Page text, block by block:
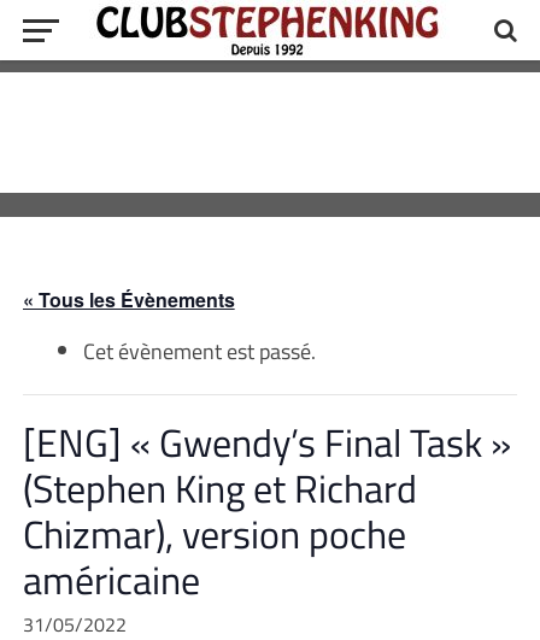
« Tous les Évènements
Cet évènement est passé.
[ENG] « Gwendy’s Final Task »
(Stephen King et Richard
Chizmar), version poche
américaine
31/05/2022